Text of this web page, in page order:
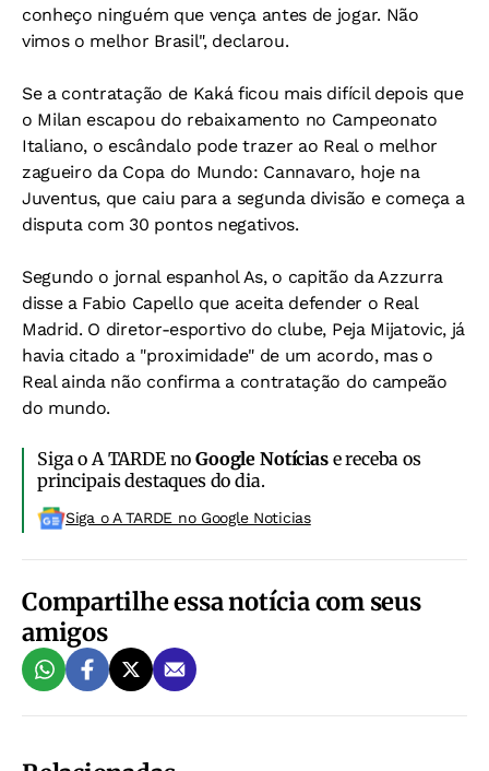
conheço ninguém que vença antes de jogar. Não
vimos o melhor Brasil", declarou.
Se a contratação de Kaká ficou mais difícil depois que
o Milan escapou do rebaixamento no Campeonato
Italiano, o escândalo pode trazer ao Real o melhor
zagueiro da Copa do Mundo: Cannavaro, hoje na
Juventus, que caiu para a segunda divisão e começa a
disputa com 30 pontos negativos.
Segundo o jornal espanhol As, o capitão da Azzurra
disse a Fabio Capello que aceita defender o Real
Madrid. O diretor-esportivo do clube, Peja Mijatovic, já
havia citado a "proximidade" de um acordo, mas o
Real ainda não confirma a contratação do campeão
do mundo.
Siga o A TARDE noGoogle Notíciase receba os
principais destaques do dia.
Siga o A TARDE no Google Noticias
Compartilhe essa notícia com seus
amigos